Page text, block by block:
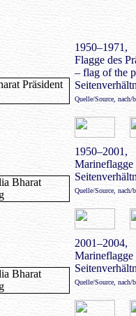
1950–1971,
Flagge des
– flag of the
Quelle/Source,
1950–2001,
Quelle/Source,
2001–2004,
Quelle/Source,